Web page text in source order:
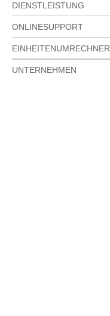
DIENSTLEISTUNG
ONLINESUPPORT
EINHEITENUMRECHNER
UNTERNEHMEN